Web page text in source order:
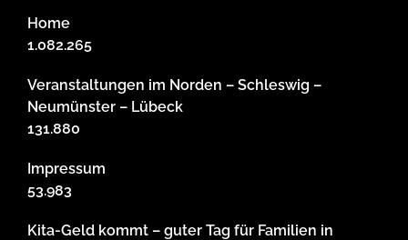
Home
1.082.265
Veranstaltungen im Norden – Schleswig –
Neumünster – Lübeck
131.880
Impressum
53.983
Kita-Geld kommt – guter Tag für Familien in